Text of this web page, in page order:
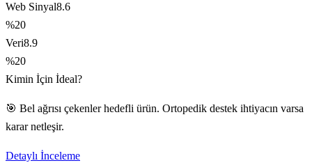
Web Sinyal8.6
%20
Veri8.9
%20
Kimin İçin İdeal?
🎯 Bel ağrısı çekenler hedefli ürün. Ortopedik destek ihtiyacın varsa
karar netleşir.
Detaylı İnceleme